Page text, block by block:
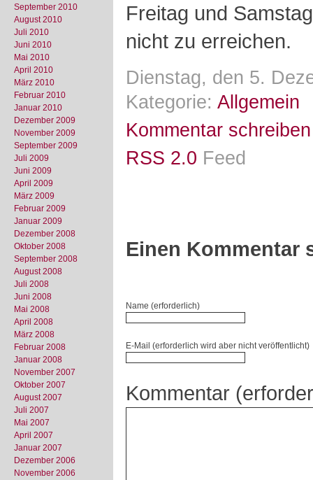
September 2010
August 2010
Juli 2010
Juni 2010
Mai 2010
April 2010
März 2010
Februar 2010
Januar 2010
Dezember 2009
November 2009
September 2009
Juli 2009
Juni 2009
April 2009
März 2009
Februar 2009
Januar 2009
Dezember 2008
Oktober 2008
September 2008
August 2008
Juli 2008
Juni 2008
Mai 2008
April 2008
März 2008
Februar 2008
Januar 2008
November 2007
Oktober 2007
August 2007
Juli 2007
Mai 2007
April 2007
Januar 2007
Dezember 2006
November 2006
Freitag und
nicht zu erreichen.
Dienstag, den 5.
Kategorie: Allgemein
Kommentar schreiben
RSS 2.0 Feed
Einen Kommentar
Name (erforderlich)
E-Mail (erforderlich wird aber nicht veröffentlicht)
Kommentar